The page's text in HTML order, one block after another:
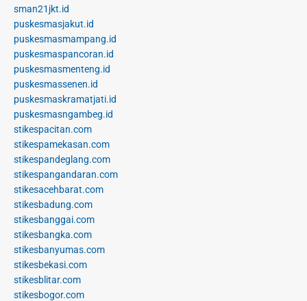
sman21jkt.id
puskesmasjakut.id
puskesmasmampang.id
puskesmaspancoran.id
puskesmasmenteng.id
puskesmassenen.id
puskesmaskramatjati.id
puskesmasngambeg.id
stikespacitan.com
stikespamekasan.com
stikespandeglang.com
stikespangandaran.com
stikesacehbarat.com
stikesbadung.com
stikesbanggai.com
stikesbangka.com
stikesbanyumas.com
stikesbekasi.com
stikesblitar.com
stikesbogor.com